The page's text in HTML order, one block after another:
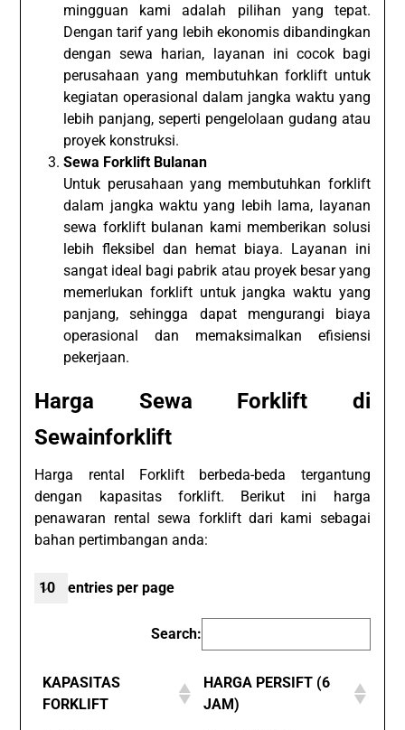
mingguan kami adalah pilihan yang tepat.
Dengan tarif yang lebih ekonomis dibandingkan
dengan sewa harian, layanan ini cocok bagi
perusahaan yang membutuhkan forklift untuk
kegiatan operasional dalam jangka waktu yang
lebih panjang, seperti pengelolaan gudang atau
proyek konstruksi.
Sewa Forklift Bulanan
Untuk perusahaan yang membutuhkan forklift
dalam jangka waktu yang lebih lama, layanan
sewa forklift bulanan kami memberikan solusi
lebih fleksibel dan hemat biaya. Layanan ini
sangat ideal bagi pabrik atau proyek besar yang
memerlukan forklift untuk jangka waktu yang
panjang, sehingga dapat mengurangi biaya
operasional dan memaksimalkan efisiensi
pekerjaan.
Harga Sewa Forklift di
Sewainforklift
Harga rental Forklift berbeda-beda tergantung
dengan kapasitas forklift. Berikut ini harga
penawaran rental sewa forklift dari kami sebagai
bahan pertimbangan anda:
entries per page
Search:
KAPASITAS
FORKLIFT
HARGA PERSIFT (6
JAM)